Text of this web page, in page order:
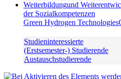
Weiterbildungund
der Sozialkompetenzen
Green Hydrogen Technologies
Studieninteressierte
(Erstsemester-) Studierende
Austauschstudierende